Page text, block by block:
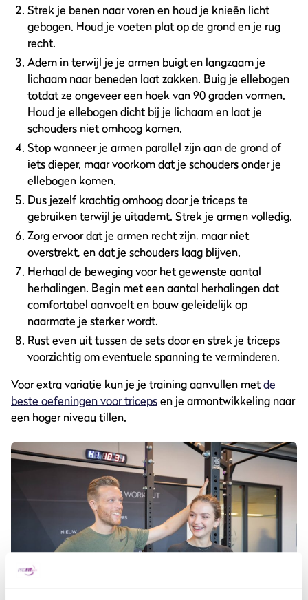
Strek je benen naar voren en houd je knieën licht
gebogen. Houd je voeten plat op de grond en je rug
recht.
Adem in terwijl je je armen buigt en langzaam je
lichaam naar beneden laat zakken. Buig je ellebogen
totdat ze ongeveer een hoek van 90 graden vormen.
Houd je ellebogen dicht bij je lichaam en laat je
schouders niet omhoog komen.
Stop wanneer je armen parallel zijn aan de grond of
iets dieper, maar voorkom dat je schouders onder je
ellebogen komen.
Dus jezelf krachtig omhoog door je triceps te
gebruiken terwijl je uitademt. Strek je armen volledig.
Zorg ervoor dat je armen recht zijn, maar niet
overstrekt, en dat je schouders laag blijven.
Herhaal de beweging voor het gewenste aantal
herhalingen. Begin met een aantal herhalingen dat
comfortabel aanvoelt en bouw geleidelijk op
naarmate je sterker wordt.
Rust even uit tussen de sets door en strek je triceps
voorzichtig om eventuele spanning te verminderen.
Voor extra variatie kun je je training aanvullen metde
beste oefeningen voor tricepsen je armontwikkeling naar
een hoger niveau tillen.